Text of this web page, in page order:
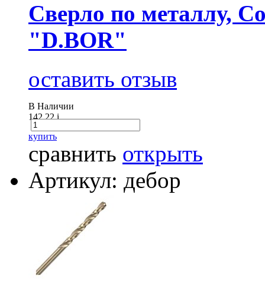
Сверло по металлу,
"D.BOR"
оставить отзыв
В Наличии
142.22i
купить
сравнить открыть
Артикул: дебор